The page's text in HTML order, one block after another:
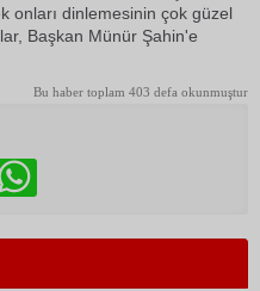
onları dinlemesinin çok güzel
Başkan Münür Şahin'e
Bu haber toplam 403 defa okunmuştur